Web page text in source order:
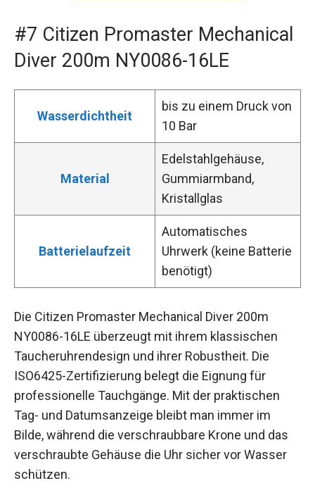
#7 Citizen Promaster Mechanical
Diver 200m NY0086-16LE
Wasserdichtheit
bis zu einem Druck von
10 Bar
Material
Edelstahlgehäuse,
Gummiarmband,
Kristallglas
Batterielaufzeit
Automatisches
Uhrwerk (keine Batterie
benötigt)
Die Citizen Promaster Mechanical Diver 200m
NY0086-16LE überzeugt mit ihrem klassischen
Taucheruhrendesign und ihrer Robustheit. Die
ISO6425-Zertifizierung belegt die Eignung für
professionelle Tauchgänge. Mit der praktischen
Tag- und Datumsanzeige bleibt man immer im
Bilde, während die verschraubbare Krone und das
verschraubte Gehäuse die Uhr sicher vor Wasser
schützen.